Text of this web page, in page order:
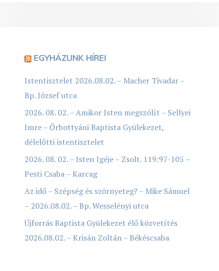
EGYHÁZUNK HÍREI
Istentisztelet 2026.08.02. – Macher Tivadar –
Bp. József utca
2026. 08. 02. – Amikor Isten megszólít – Sellyei
Imre – Őrbottyáni Baptista Gyülekezet,
délelőtti istentisztelet
2026. 08. 02. – Isten Igéje – Zsolt. 119:97-105 –
Pesti Csaba – Karcag
Az idő – Szépség és szörnyeteg? – Mike Sámuel
– 2026.08.02. – Bp. Wesselényi utca
Újforrás Baptista Gyülekezet élő közvetítés
2026.08.02. – Krisán Zoltán – Békéscsaba